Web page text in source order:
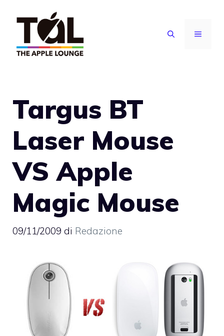
contenuto
MENU
Targus BT
Laser Mouse
VS Apple
Magic Mouse
09/11/2009 di Redazione